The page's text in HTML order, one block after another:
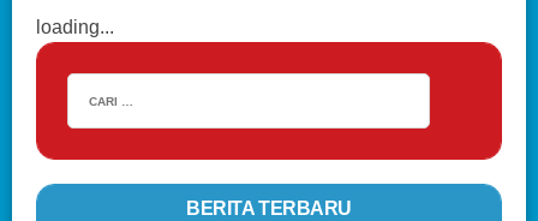
loading...
BERITA TERBARU